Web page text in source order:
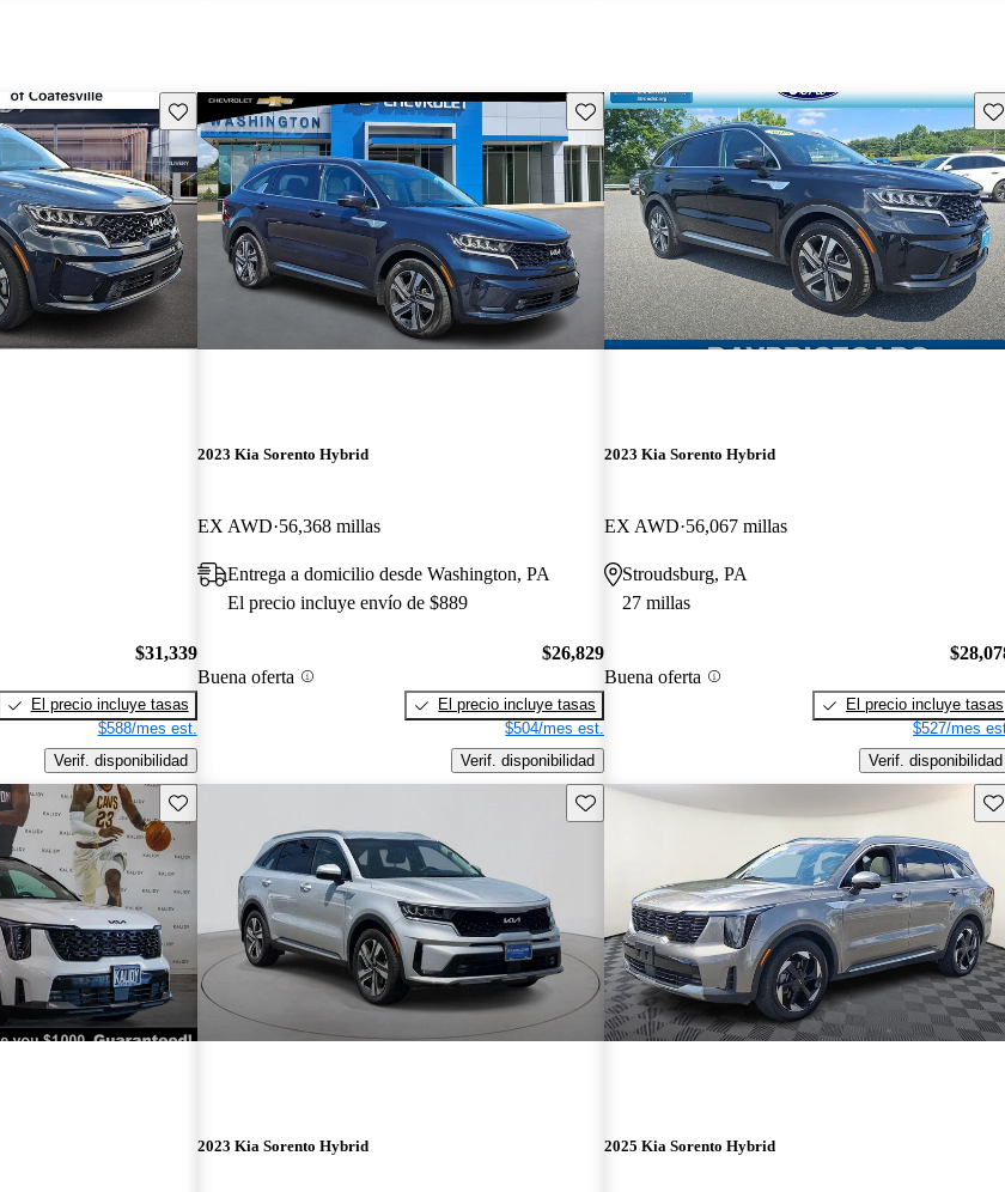
Guarda este Aviso
$31,339
El precio incluye tasas
$588/mes est.
Verif. disponibilidad
Guarda este Aviso
2023 Kia Sorento Hybrid
EX AWD 56,368 millas
Entrega a domicilio desde Washington, PA
El precio incluye envío de $889
Buena oferta
$26,829
El precio incluye tasas
$504/mes est.
Verif. disponibilidad
2023 Kia Sorento Hybrid
EX AWD 56,067 millas
Stroudsburg, PA
27 millas
Buena oferta
El precio incluye tasas
$527/mes
Verif. disponibilidad
Guarda este Aviso Guarda este Aviso
2023 Kia Sorento Hybrid 2025 Kia Sorento Hybrid